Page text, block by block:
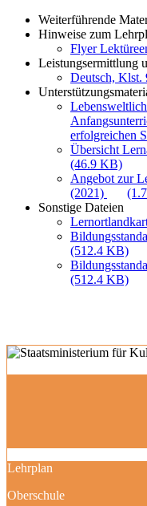
Weiterführende
Hinweise zum
Flyer
Leistungsermittlung
Deutsch, Klst.
erfolgreichen
Übersicht
(46.9 KB)
Angebot zur
(2021)
Sonstige Dateien
(512.4 KB)
(512.4 KB)
Lehrplan
Oberschule